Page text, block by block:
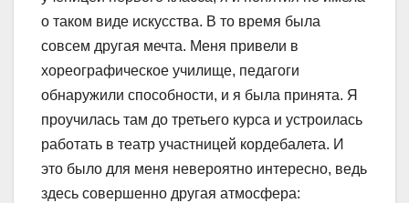
о таком виде искусства. В то время была
совсем другая мечта. Меня привели в
хореографическое училище, педагоги
обнаружили способности, и я была принята. Я
проучилась там до третьего курса и устроилась
работать в театр участницей кордебалета. И
это было для меня невероятно интересно, ведь
здесь совершенно другая атмосфера: